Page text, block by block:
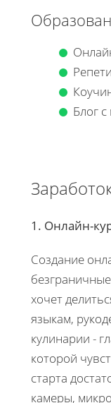
Блог
1. Онлайн-
Создание
хочет
языкам,
кулинарии -
которой
старта
камеры,